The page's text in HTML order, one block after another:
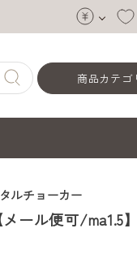
商品カテゴ
ルチョーカー
ール便可/ma1.5】